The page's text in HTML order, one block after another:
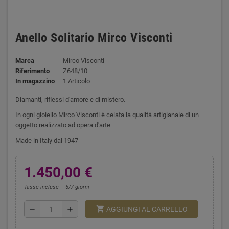
Anello Solitario Mirco Visconti
Marca
Mirco Visconti
Riferimento
Z648/10
In magazzino
1 Articolo
Diamanti, riflessi d'amore e di mistero.
In ogni gioiello Mirco Visconti è celata la qualità artigianale di un
oggetto realizzato ad opera d'arte
Made in Italy dal 1947
1.450,00 €
Tasse incluse 5/7 giorni
remove add shopping_cart AGGIUNGI AL CARRELLO